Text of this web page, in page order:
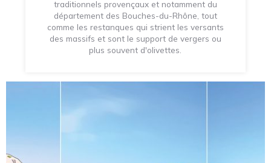
traditionnels provençaux et notamment du
département des Bouches-du-Rhône, tout
comme les restanques qui strient les versants
des massifs et sont le support de vergers ou
plus souvent d'olivettes.